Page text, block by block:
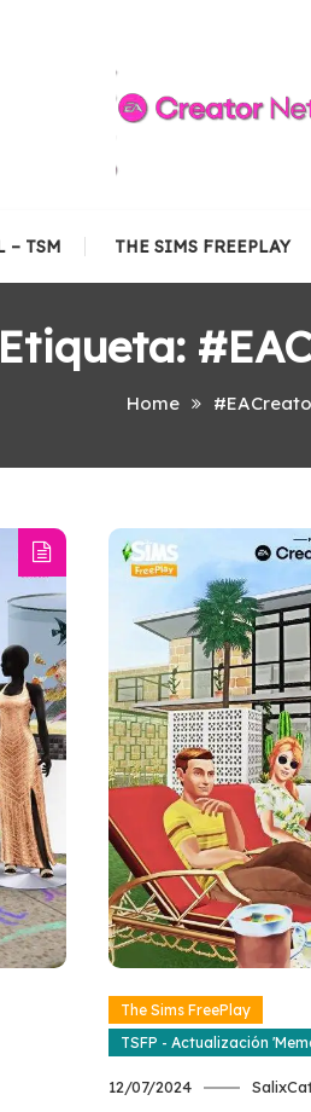
– TSM THE SIMS FREEPLAY
Etiqueta:
Home
The Sims FreePlay
TSFP - Actualización
12/07/2024